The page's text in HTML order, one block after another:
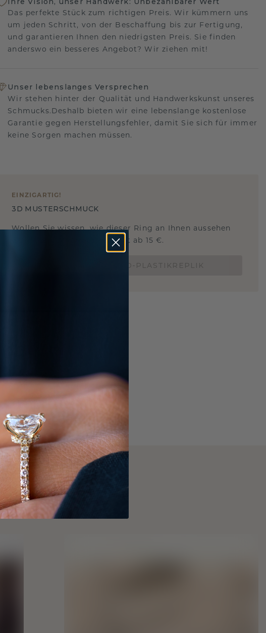
Das perfekte Stück zum richtigen Preis. Wir kümmern uns
um jeden Schritt, von der Beschaffung bis zur Fertigung,
und garantieren Ihnen den niedrigsten Preis. Sie finden
anderswo ein besseres Angebot? Wir ziehen mit!
Unser lebenslanges Versprechen
Wir stehen hinter der Qualität und Handwerkskunst unseres
Schmucks.Deshalb bieten wir eine lebenslange kostenlose
Garantie gegen Herstellungsfehler, damit Sie sich für immer
keine Sorgen machen müssen.
EINZIGARTIG !
3D MUSTERSCHMUCK
Wollen Sie wissen, wie dieser Ring an Ihnen aussehen
würde und ob er passt? Jetzt ab 15 €.